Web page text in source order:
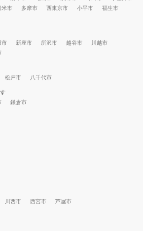
米市 多摩市 西東京市 小平市
福生市
市 新座市 所沢市 越谷市
川越市
松戸市 八千代市
鎌倉市
川西市 西宮市 芦屋市